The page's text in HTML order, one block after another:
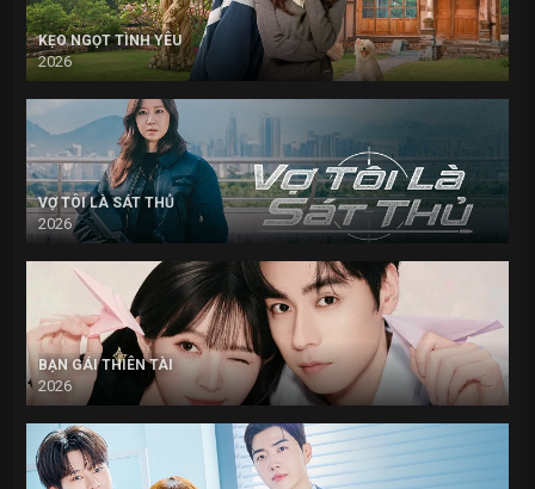
KẸO NGỌT TÌNH YÊU
2026
VỢ TÔI LÀ SÁT THỦ
2026
BẠN GÁI THIÊN TÀI
2026